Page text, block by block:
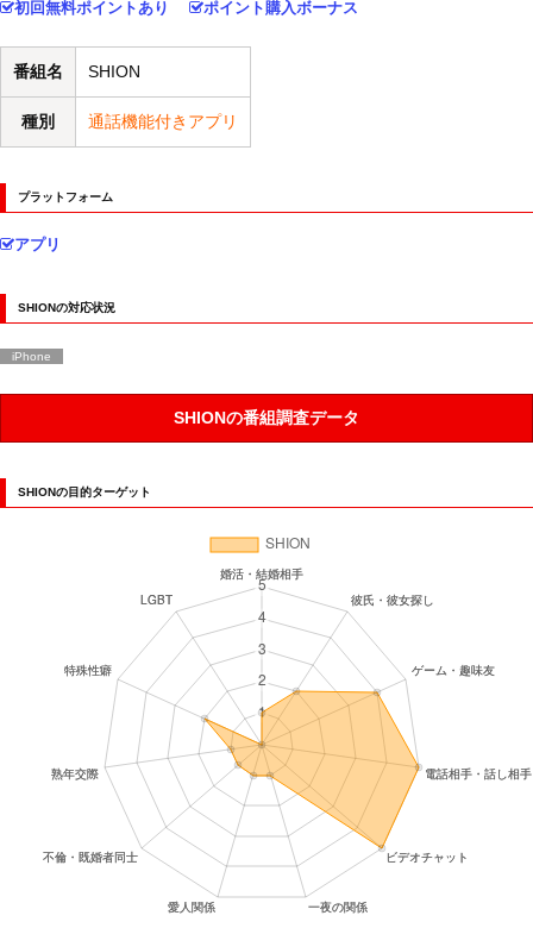
初回無料ポイントあり ポイント購入ボーナス
番組名 SHION
種別 通話機能付きアプリ
プラットフォーム
アプリ
SHIONの対応状況
iPhone
SHIONの番組調査データ
SHIONの目的ターゲット